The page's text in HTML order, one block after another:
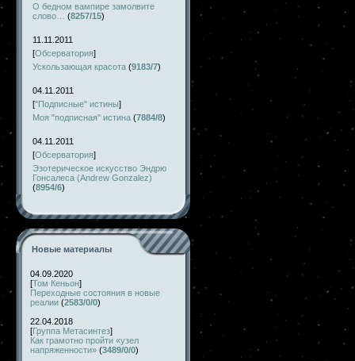
О бедном вампире замолвите
слово…
(8257/15)
11.11.2011
[Обсерватория]
Ускользающая красота (9183/7)
04.11.2011
["Подписные" истины]
Моя "подписная" истина (7884/8)
04.11.2011
[Обсерватория]
Эзотерическое искусство Эндрю
Гонсалеса (Andrew Gonzalez)
(8954/6)
Новые материалы
04.09.2020
[Том Кеньон]
Переходные состояния в новые
реалии (2583/0/0)
22.04.2018
[Группа Метасинтез]
Как грамотно пройти «узел
напряженности» (3489/0/0)